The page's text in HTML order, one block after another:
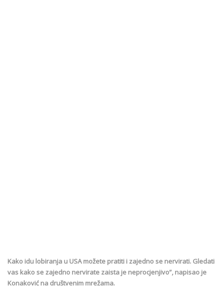
Kako idu lobiranja u USA možete pratiti i zajedno se nervirati. Gledati
vas kako se zajedno nervirate zaista je neprocjenjivo”, napisao je
Konaković na društvenim mrežama.